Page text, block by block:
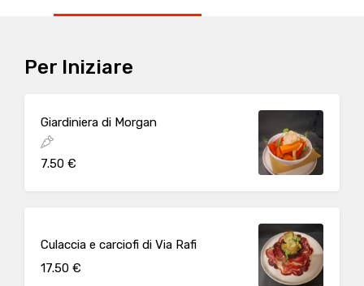
Per Iniziare
Giardiniera di Morgan
7.50 €
Culaccia e carciofi di Via Rafi
17.50 €